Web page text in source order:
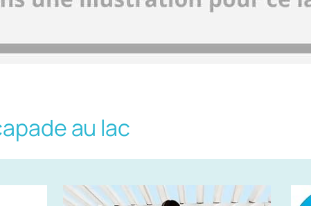
au lac